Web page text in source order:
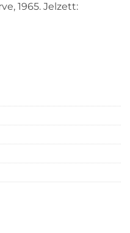
1965. Jelzett: